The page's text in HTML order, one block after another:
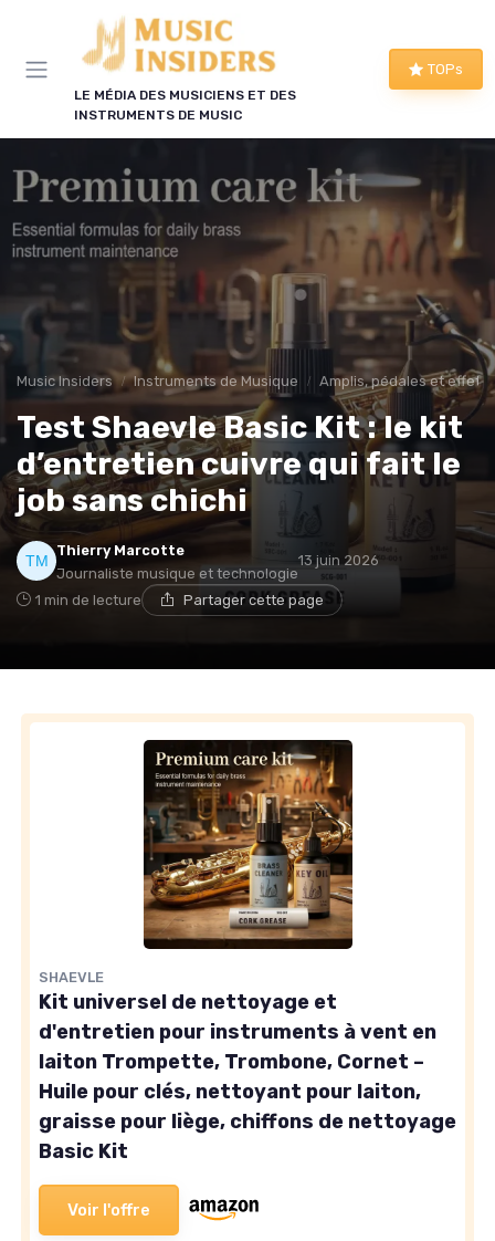
LE MÉDIA DES MUSICIENS ET DES
INSTRUMENTS DE MUSIC
TOPs
Music Insiders Instruments de Musique Amplis, pédales et effets
Test Shaevle Basic Kit : le kit
d’entretien cuivre qui fait le
job sans chichi
Thierry Marcotte
Journaliste musique et technologie
13 juin 2026
1 min de lecture Partager cette page
SHAEVLE
Kit universel de nettoyage et
d'entretien pour instruments à vent en
laiton Trompette, Trombone, Cornet –
Huile pour clés, nettoyant pour laiton,
graisse pour liège, chiffons de nettoyage
Basic Kit
Voir l'offre
Panneau de gestion des cookies